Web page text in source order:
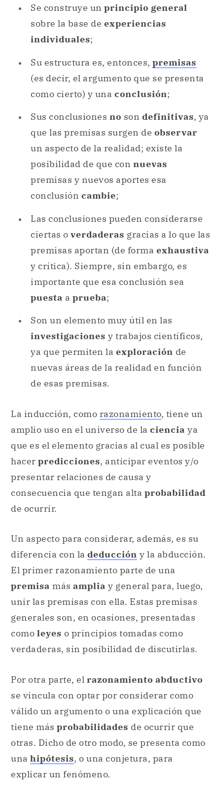
Se construye un principio general
sobre la base de experiencias
individuales;
Su estructura es, entonces, premisas
(es decir, el argumento que se presenta
como cierto) y una conclusión;
Sus conclusiones no son definitivas, ya
que las premisas surgen de observar
un aspecto de la realidad; existe la
posibilidad de que con nuevas
premisas y nuevos aportes esa
conclusión cambie;
Las conclusiones pueden considerarse
ciertas o verdaderas gracias a lo que las
premisas aportan (de forma exhaustiva
y crítica). Siempre, sin embargo, es
importante que esa conclusión sea
puesta a prueba;
Son un elemento muy útil en las
investigaciones y trabajos científicos,
ya que permiten la exploración de
nuevas áreas de la realidad en función
de esas premisas.
La inducción, como razonamiento, tiene un
amplio uso en el universo de la ciencia ya
que es el elemento gracias al cual es posible
hacer predicciones, anticipar eventos y/o
presentar relaciones de causa y
consecuencia que tengan alta probabilidad
de ocurrir.
Un aspecto para considerar, además, es su
diferencia con la deducción y la abducción.
El primer razonamiento parte de una
premisa más amplia y general para, luego,
unir las premisas con ella. Estas premisas
generales son, en ocasiones, presentadas
como leyes o principios tomadas como
verdaderas, sin posibilidad de discutirlas.
Por otra parte, el razonamiento abductivo
se vincula con optar por considerar como
válido un argumento o una explicación que
tiene más probabilidades de ocurrir que
otras. Dicho de otro modo, se presenta como
una hipótesis, o una conjetura, para
explicar un fenómeno.